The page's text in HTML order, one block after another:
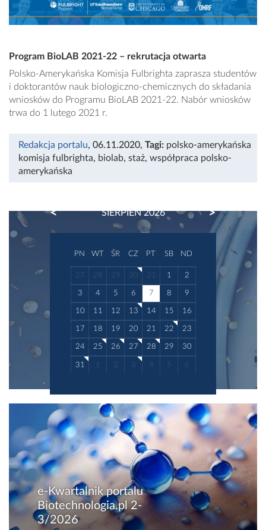
Program BioLAB 2021-22 – rekrutacja otwarta
Polsko-Amerykańska Komisja Fulbrighta zaprasza studentów
i doktorantów nauk biologiczno-chemicznych do składania
wniosków do Programu BioLAB 2021-22. Nabór wniosków
trwa do 1 lutego 2021 r.
Redakcja portalu, 06.11.2020, Tagi: polsko-amerykańska
komisja fulbrighta, biolab, staż, współpraca polsko-
amerykańska
SIERPIEŃ 2026
PREVIOUS NEXT
PN WT ŚR CZ PT SB ND
27 28 29 30 31 1 2
3 4 5 6 7 8 9
10 11 12 13 14 15 16
17 18 19 20 21 22 23
24 25 26 27 28 29 30
31 1 2 3 4 5 6
e-Kwartalnik portalu
Biotechnologia.pl 2-
3/2026